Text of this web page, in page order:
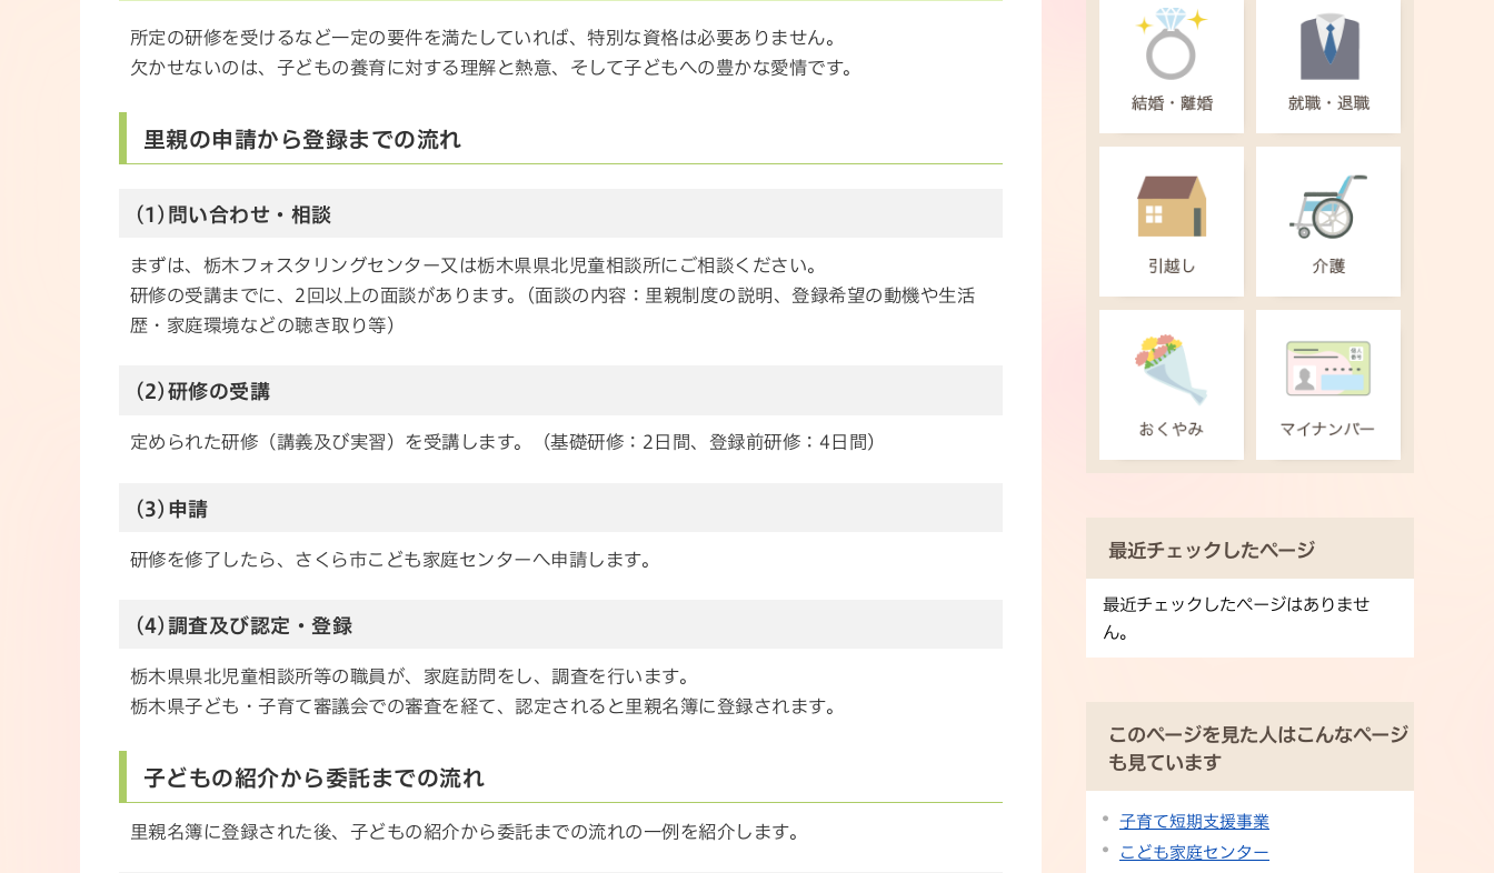
所定の研修を受けるなど一定の要件を満たしていれば、特別な資格は必要ありません。
欠かせないのは、子どもの養育に対する理解と熱意、そして子どもへの豊かな愛情です。
里親の申請から登録までの流れ
(1)問い合わせ・相談
まずは、栃木フォスタリングセンター又は栃木県県北児童相談所にご相談ください。
研修の受講までに、2回以上の面談があります。(面談の内容：里親制度の説明、登録希望の動機や生活
歴・家庭環境などの聴き取り等)
(2)研修の受講
定められた研修（講義及び実習）を受講します。（基礎研修：2日間、登録前研修：4日間）
(3)申請
研修を修了したら、さくら市こども家庭センターへ申請します。
(4)調査及び認定・登録
栃木県県北児童相談所等の職員が、家庭訪問をし、調査を行います。
栃木県子ども・子育て審議会での審査を経て、認定されると里親名簿に登録されます。
子どもの紹介から委託までの流れ
里親名簿に登録された後、子どもの紹介から委託までの流れの一例を紹介します。
最近チェックしたページ
最近チェックしたページはありませ
ん。
このページを見た人はこんなページ
も見ています
子育て短期支援事業
こども家庭センター